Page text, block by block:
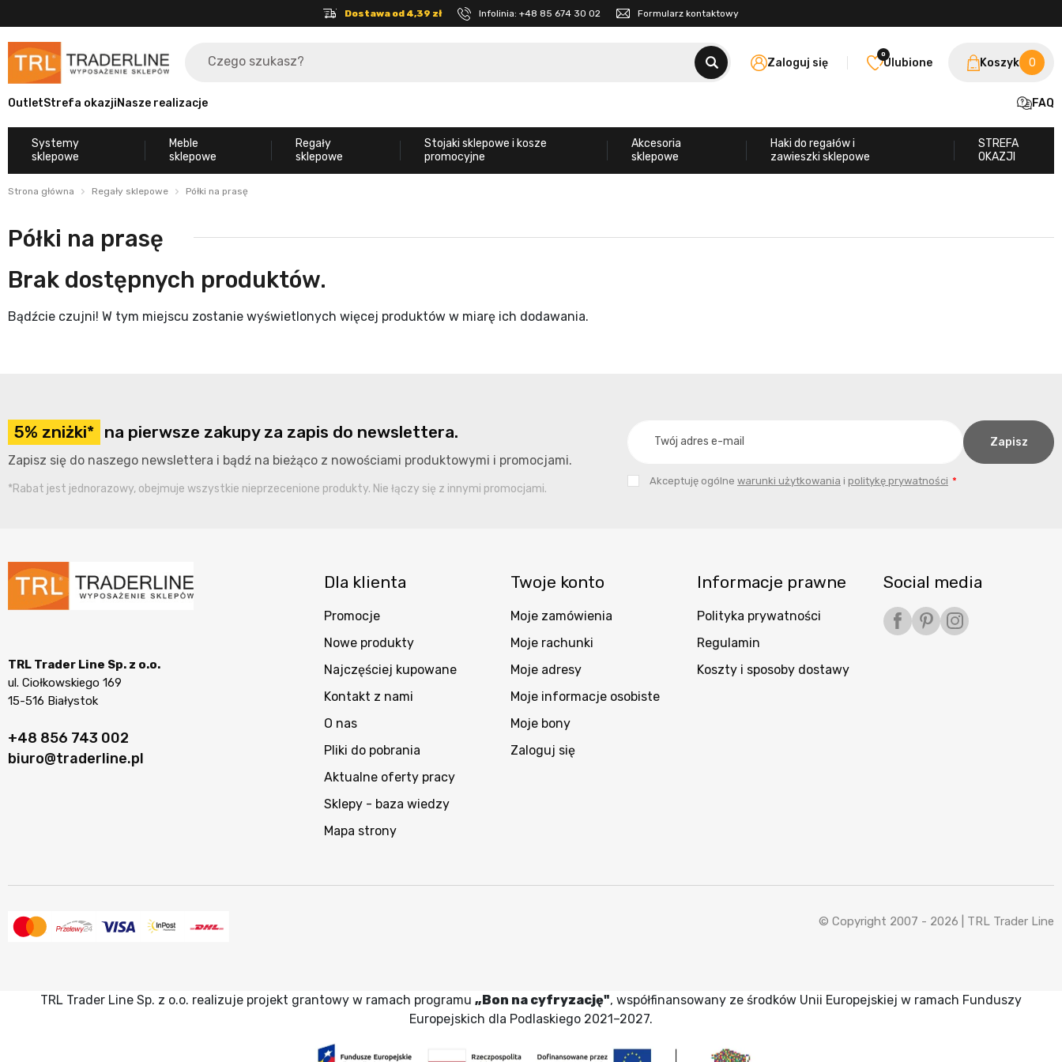
Dostawa od 4,39 zł Infolinia: +48 85 674 30 02 Formularz kontaktowy
Zaloguj się Ulubione
0
Koszyk 0
OutletStrefa okazjiNasze realizacje FAQ
Systemy
sklepowe
Meble
sklepowe
Regały
sklepowe
Stojaki sklepowe i kosze
promocyjne
Akcesoria
sklepowe
Haki do regałów i
zawieszki sklepowe
STREFA
OKAZJI
Strona główna Regały sklepowe Półki na prasę
Półki na prasę
Brak dostępnych produktów.
Bądźcie czujni! W tym miejscu zostanie wyświetlonych więcej produktów w miarę ich dodawania.
5% zniżki* na pierwsze zakupy za zapis do newslettera.
Zapisz się do naszego newslettera i bądź na bieżąco z nowościami produktowymi i promocjami.
*Rabat jest jednorazowy, obejmuje wszystkie nieprzecenione produkty. Nie łączy się z innymi promocjami.
Akceptuję ogólne warunki użytkowania i politykę prywatności
TRL Trader Line Sp. z o.o.
ul. Ciołkowskiego 169
15-516 Białystok
+48 856 743 002
biuro@traderline.pl
Dla klienta
Promocje
Nowe produkty
Najczęściej kupowane
Kontakt z nami
O nas
Pliki do pobrania
Aktualne oferty pracy
Sklepy - baza wiedzy
Mapa strony
Twoje konto
Moje zamówienia
Moje rachunki
Moje adresy
Moje informacje osobiste
Moje bony
Zaloguj się
Informacje prawne
Polityka prywatności
Regulamin
Koszty i sposoby dostawy
Social media
Facebook
PinterestInstagram
© Copyright 2007 - 2026 | TRL Trader Line
TRL Trader Line Sp. z o.o. realizuje projekt grantowy w ramach programu „Bon na cyfryzację", współfinansowany ze środków Unii Europejskiej w ramach Funduszy
Europejskich dla Podlaskiego 2021–2027.